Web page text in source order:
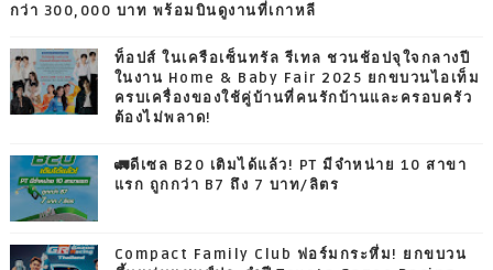
กว่า 300,000 บาท พร้อมบินดูงานที่เกาหลี
ท็อปส์ ในเครือเซ็นทรัล รีเทล ชวนช้อปจุใจกลางปี
ในงาน Home & Baby Fair 2025 ยกขบวนไอเท็ม
ครบเครื่องของใช้คู่บ้านที่คนรักบ้านและครอบครัว
ต้องไม่พลาด!
🚛ดีเซล B20 เติมได้แล้ว! PT มีจำหน่าย 10 สาขา
แรก ถูกกว่า B7 ถึง 7 บาท/ลิตร
Compact Family Club ฟอร์มกระหึ่ม! ยกขบวน